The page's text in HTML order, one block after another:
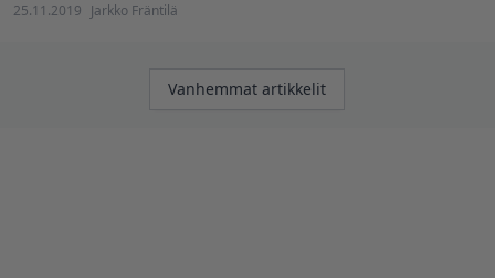
25.11.2019 Jarkko Fräntilä
Artikkelien
Vanhemmat artikkelit